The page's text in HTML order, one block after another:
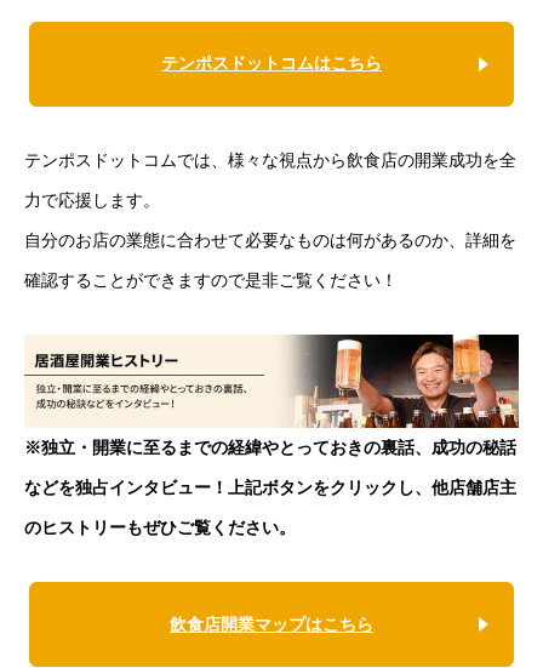
テンポスドットコムはこちら
テンポスドットコムでは、様々な視点から飲食店の開業成功を全
力で応援します。
自分のお店の業態に合わせて必要なものは何があるのか、詳細を
確認することができますので是非ご覧ください！
※独立・開業に至るまでの経緯やとっておきの裏話、成功の秘話
などを独占インタビュー！上記ボタンをクリックし、他店舗店主
のヒストリーもぜひご覧ください。
飲食店開業マップはこちら